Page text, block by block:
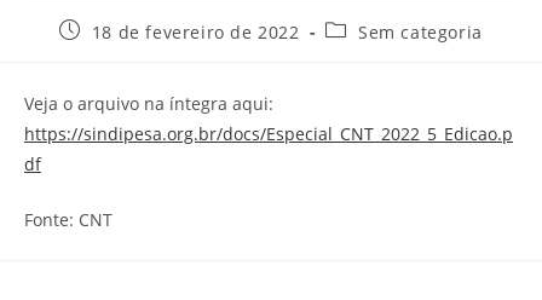
18 de fevereiro de 2022 Sem categoria
Veja o arquivo na íntegra aqui:
https://sindipesa.org.br/docs/Especial_CNT_2022_5_Edicao.p
df
Fonte: CNT